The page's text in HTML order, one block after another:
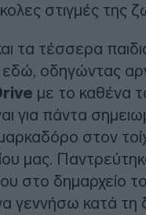
στιγμές της
τα τέσσερα
εδώ, οδηγώντας
με το καθένα
για πάντα
στον
μας.
στο δημαρχείο
γεννήσω κατά τη